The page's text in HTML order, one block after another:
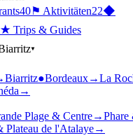
40⚑ Aktivitäten22◆
★ Trips & Guides
▾
Biarritz●Bordeaux→La
→
Plage & Centre→Phare
Plateau de l'Atalaye→